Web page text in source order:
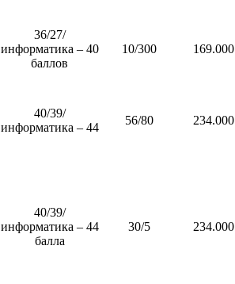
36/27/
информатика – 40
баллов
10/300 169.000
40/39/
информатика – 44
56/80 234.000
40/39/
информатика – 44
балла
30/5 234.000